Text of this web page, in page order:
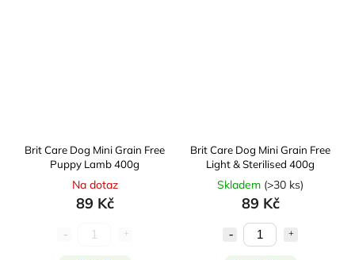
Brit Care Dog Mini Grain Free
Puppy Lamb 400g
Na dotaz
89 Kč
Brit Care Dog Mini Grain Free
Light & Sterilised 400g
Skladem (>30 ks)
89 Kč